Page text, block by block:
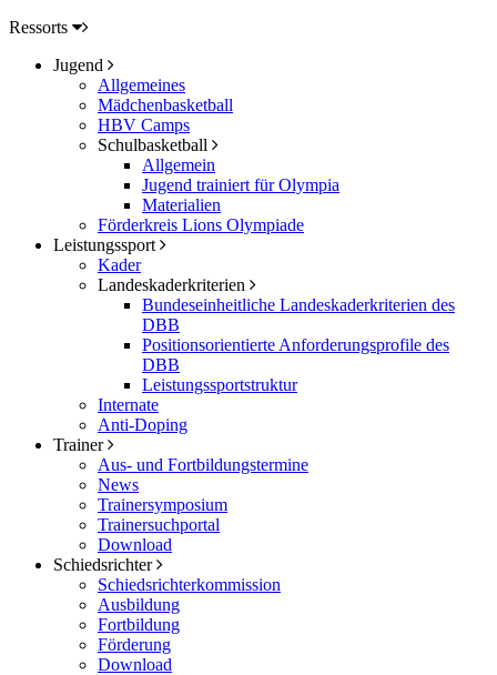
Ressorts
Jugend
Allgemeines
Mädchenbasketball
HBV Camps
Schulbasketball
Allgemein
Jugend trainiert für Olympia
Materialien
Förderkreis Lions Olympiade
Leistungssport
Kader
Landeskaderkriterien
Bundeseinheitliche Landeskaderkriterien des
DBB
Positionsorientierte Anforderungsprofile des
DBB
Leistungssportstruktur
Internate
Anti-Doping
Trainer
Aus- und Fortbildungstermine
News
Trainersymposium
Trainersuchportal
Download
Schiedsrichter
Schiedsrichterkommission
Ausbildung
Fortbildung
Förderung
Download